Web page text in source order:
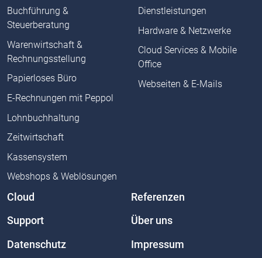
Buchführung &
Steuerberatung
Warenwirtschaft &
Rechnungsstellung
Papierloses Büro
E-Rechnungen mit Peppol
Lohnbuchhaltung
Zeitwirtschaft
Kassensystem
Webshops & Weblösungen
Dienstleistungen
Hardware & Netzwerke
Cloud Services & Mobile
Office
Webseiten & E-Mails
Cloud Referenzen
Support Über uns
Datenschutz Impressum